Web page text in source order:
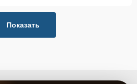
Показать